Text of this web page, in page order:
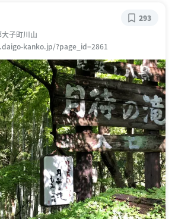
子町川山
kanko.jp/?page_id=2861
293